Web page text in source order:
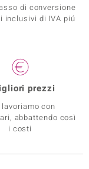
di conversione
inclusivi di IVA piú
prezzi
lavoriamo con
abbattendo così
i costi